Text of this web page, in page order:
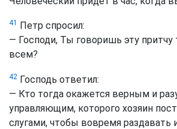
41
Петр спросил:
— Господи, Ты говоришь эту притчу
всем?
42 Господь ответил:
— Кто тогда окажется верным и
управляющим, которого хозяин
слугами, чтобы вовремя раздавать